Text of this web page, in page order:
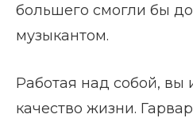
большего смогли бы
музыкантом.
Работая над собой, вы
качество жизни.